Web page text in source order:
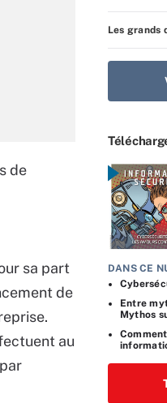
de
sa part
de
au
Les grands
DANS CE
Entre
Mythos